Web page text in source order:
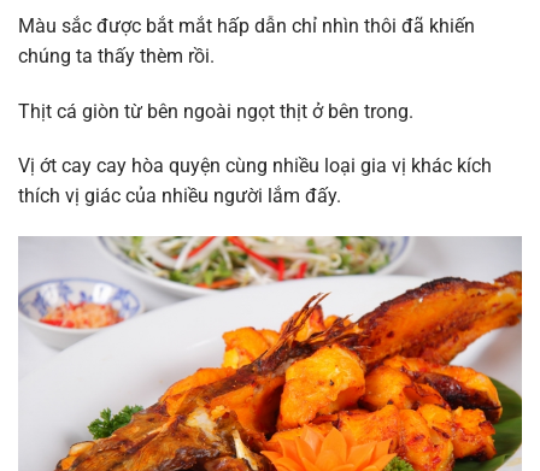
Màu sắc được bắt mắt hấp dẫn chỉ nhìn thôi đã khiến
chúng ta thấy thèm rồi.
Thịt cá giòn từ bên ngoài ngọt thịt ở bên trong.
Vị ớt cay cay hòa quyện cùng nhiều loại gia vị khác kích
thích vị giác của nhiều người lắm đấy.